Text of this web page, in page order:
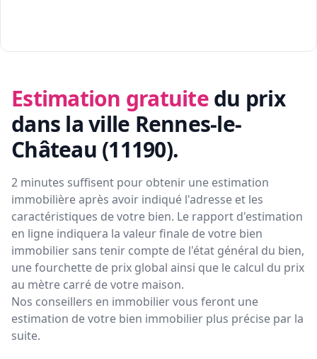
Estimation gratuite du prix
dans la ville Rennes-le-
Château (11190).
2 minutes suffisent pour obtenir une estimation
immobilière après avoir indiqué l'adresse et les
caractéristiques de votre bien. Le rapport d'estimation
en ligne indiquera la valeur finale de votre bien
immobilier sans tenir compte de l'état général du bien,
une fourchette de prix global ainsi que le calcul du prix
au mètre carré de votre maison.
Nos conseillers en immobilier vous feront une
estimation de votre bien immobilier plus précise par la
suite.